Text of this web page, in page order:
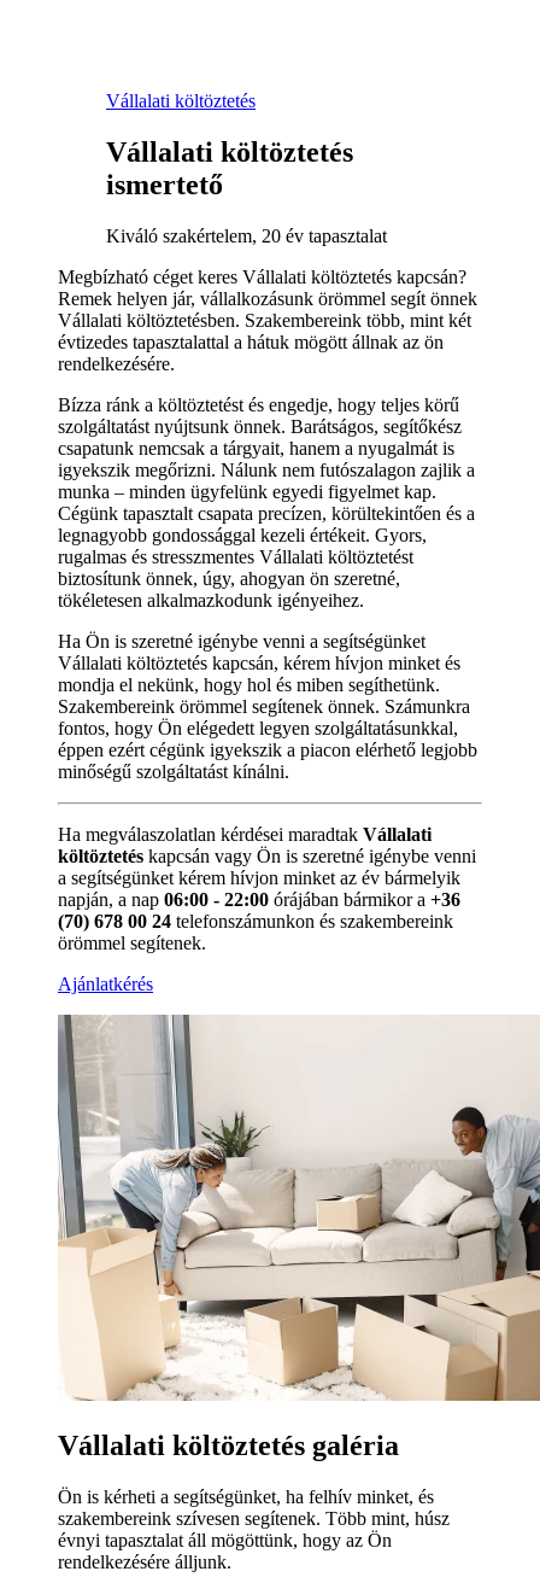
Vállalati költöztetés
Vállalati költöztetés
ismertető
Kiváló szakértelem, 20 év tapasztalat
Megbízható céget keres Vállalati költöztetés kapcsán?
Remek helyen jár, vállalkozásunk örömmel segít önnek
Vállalati költöztetésben. Szakembereink több, mint két
évtizedes tapasztalattal a hátuk mögött állnak az ön
rendelkezésére.
Bízza ránk a költöztetést és engedje, hogy teljes körű
szolgáltatást nyújtsunk önnek. Barátságos, segítőkész
csapatunk nemcsak a tárgyait, hanem a nyugalmát is
igyekszik megőrizni. Nálunk nem futószalagon zajlik a
munka – minden ügyfelünk egyedi figyelmet kap.
Cégünk tapasztalt csapata precízen, körültekintően és a
legnagyobb gondossággal kezeli értékeit. Gyors,
rugalmas és stresszmentes Vállalati költöztetést
biztosítunk önnek, úgy, ahogyan ön szeretné,
tökéletesen alkalmazkodunk igényeihez.
Ha Ön is szeretné igénybe venni a segítségünket
Vállalati költöztetés kapcsán, kérem hívjon minket és
mondja el nekünk, hogy hol és miben segíthetünk.
Szakembereink örömmel segítenek önnek. Számunkra
fontos, hogy Ön elégedett legyen szolgáltatásunkkal,
éppen ezért cégünk igyekszik a piacon elérhető legjobb
minőségű szolgáltatást kínálni.
Ha megválaszolatlan kérdései maradtak Vállalati
költöztetés kapcsán vagy Ön is szeretné igénybe venni
a segítségünket kérem hívjon minket az év bármelyik
napján, a nap 06:00 - 22:00 órájában bármikor a +36
(70) 678 00 24 telefonszámunkon és szakembereink
örömmel segítenek.
Ajánlatkérés
Vállalati költöztetés galéria
Ön is kérheti a segítségünket, ha felhív minket, és
szakembereink szívesen segítenek. Több mint, húsz
évnyi tapasztalat áll mögöttünk, hogy az Ön
rendelkezésére álljunk.